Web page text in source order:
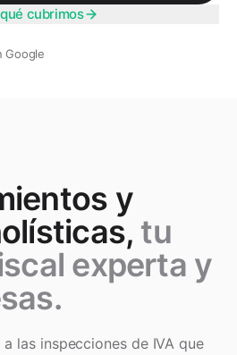
cubrimos
Google
y
tu
experta y
las inspecciones de IVA que